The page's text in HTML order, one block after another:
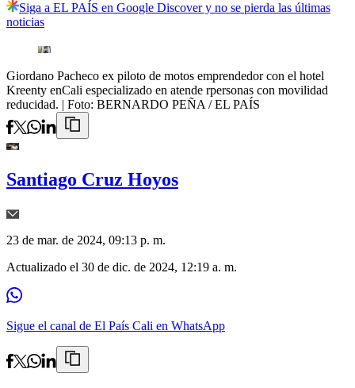
Siga a EL PAÍS en Google Discover y no se pierda las últimas
noticias
Giordano Pacheco ex piloto de motos emprendedor con el hotel
Kreenty enCali especializado en atende rpersonas con movilidad
reducidad. | Foto: BERNARDO PEÑA / EL PAÍS
Santiago Cruz Hoyos
23 de mar. de 2024, 09:13 p. m.
Actualizado el 30 de dic. de 2024, 12:19 a. m.
Sigue el canal de El País Cali en WhatsApp